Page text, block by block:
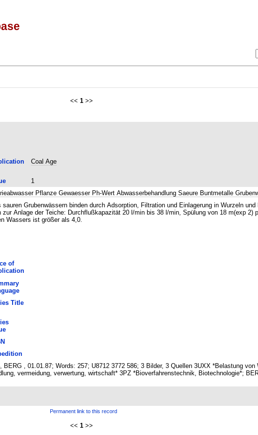
<< 1 >>
Coal Age
1
Pflanze Gewaesser Ph-Wert Abwasserbehandlung Saeure Buntmetalle
Grubenwässern binden durch Adsorption, Filtration und Einlagerung in Wurzeln
Anlage der Teiche: Durchflußkapazität 20 l/min bis 38 l/min, Spülung von 18 m(exp 2)
Wassers ist größer als 4,0.
of
Title
, 01.01.87; Words: 257; U8712 3772 586; 3 Bilder, 3 Quellen 3UXX *Belastung von
vermeidung, verwertung, wirtschaft* 3PZ *Bioverfahrenstechnik, Biotechnologie*;
Permanent link to this record
<< 1 >>